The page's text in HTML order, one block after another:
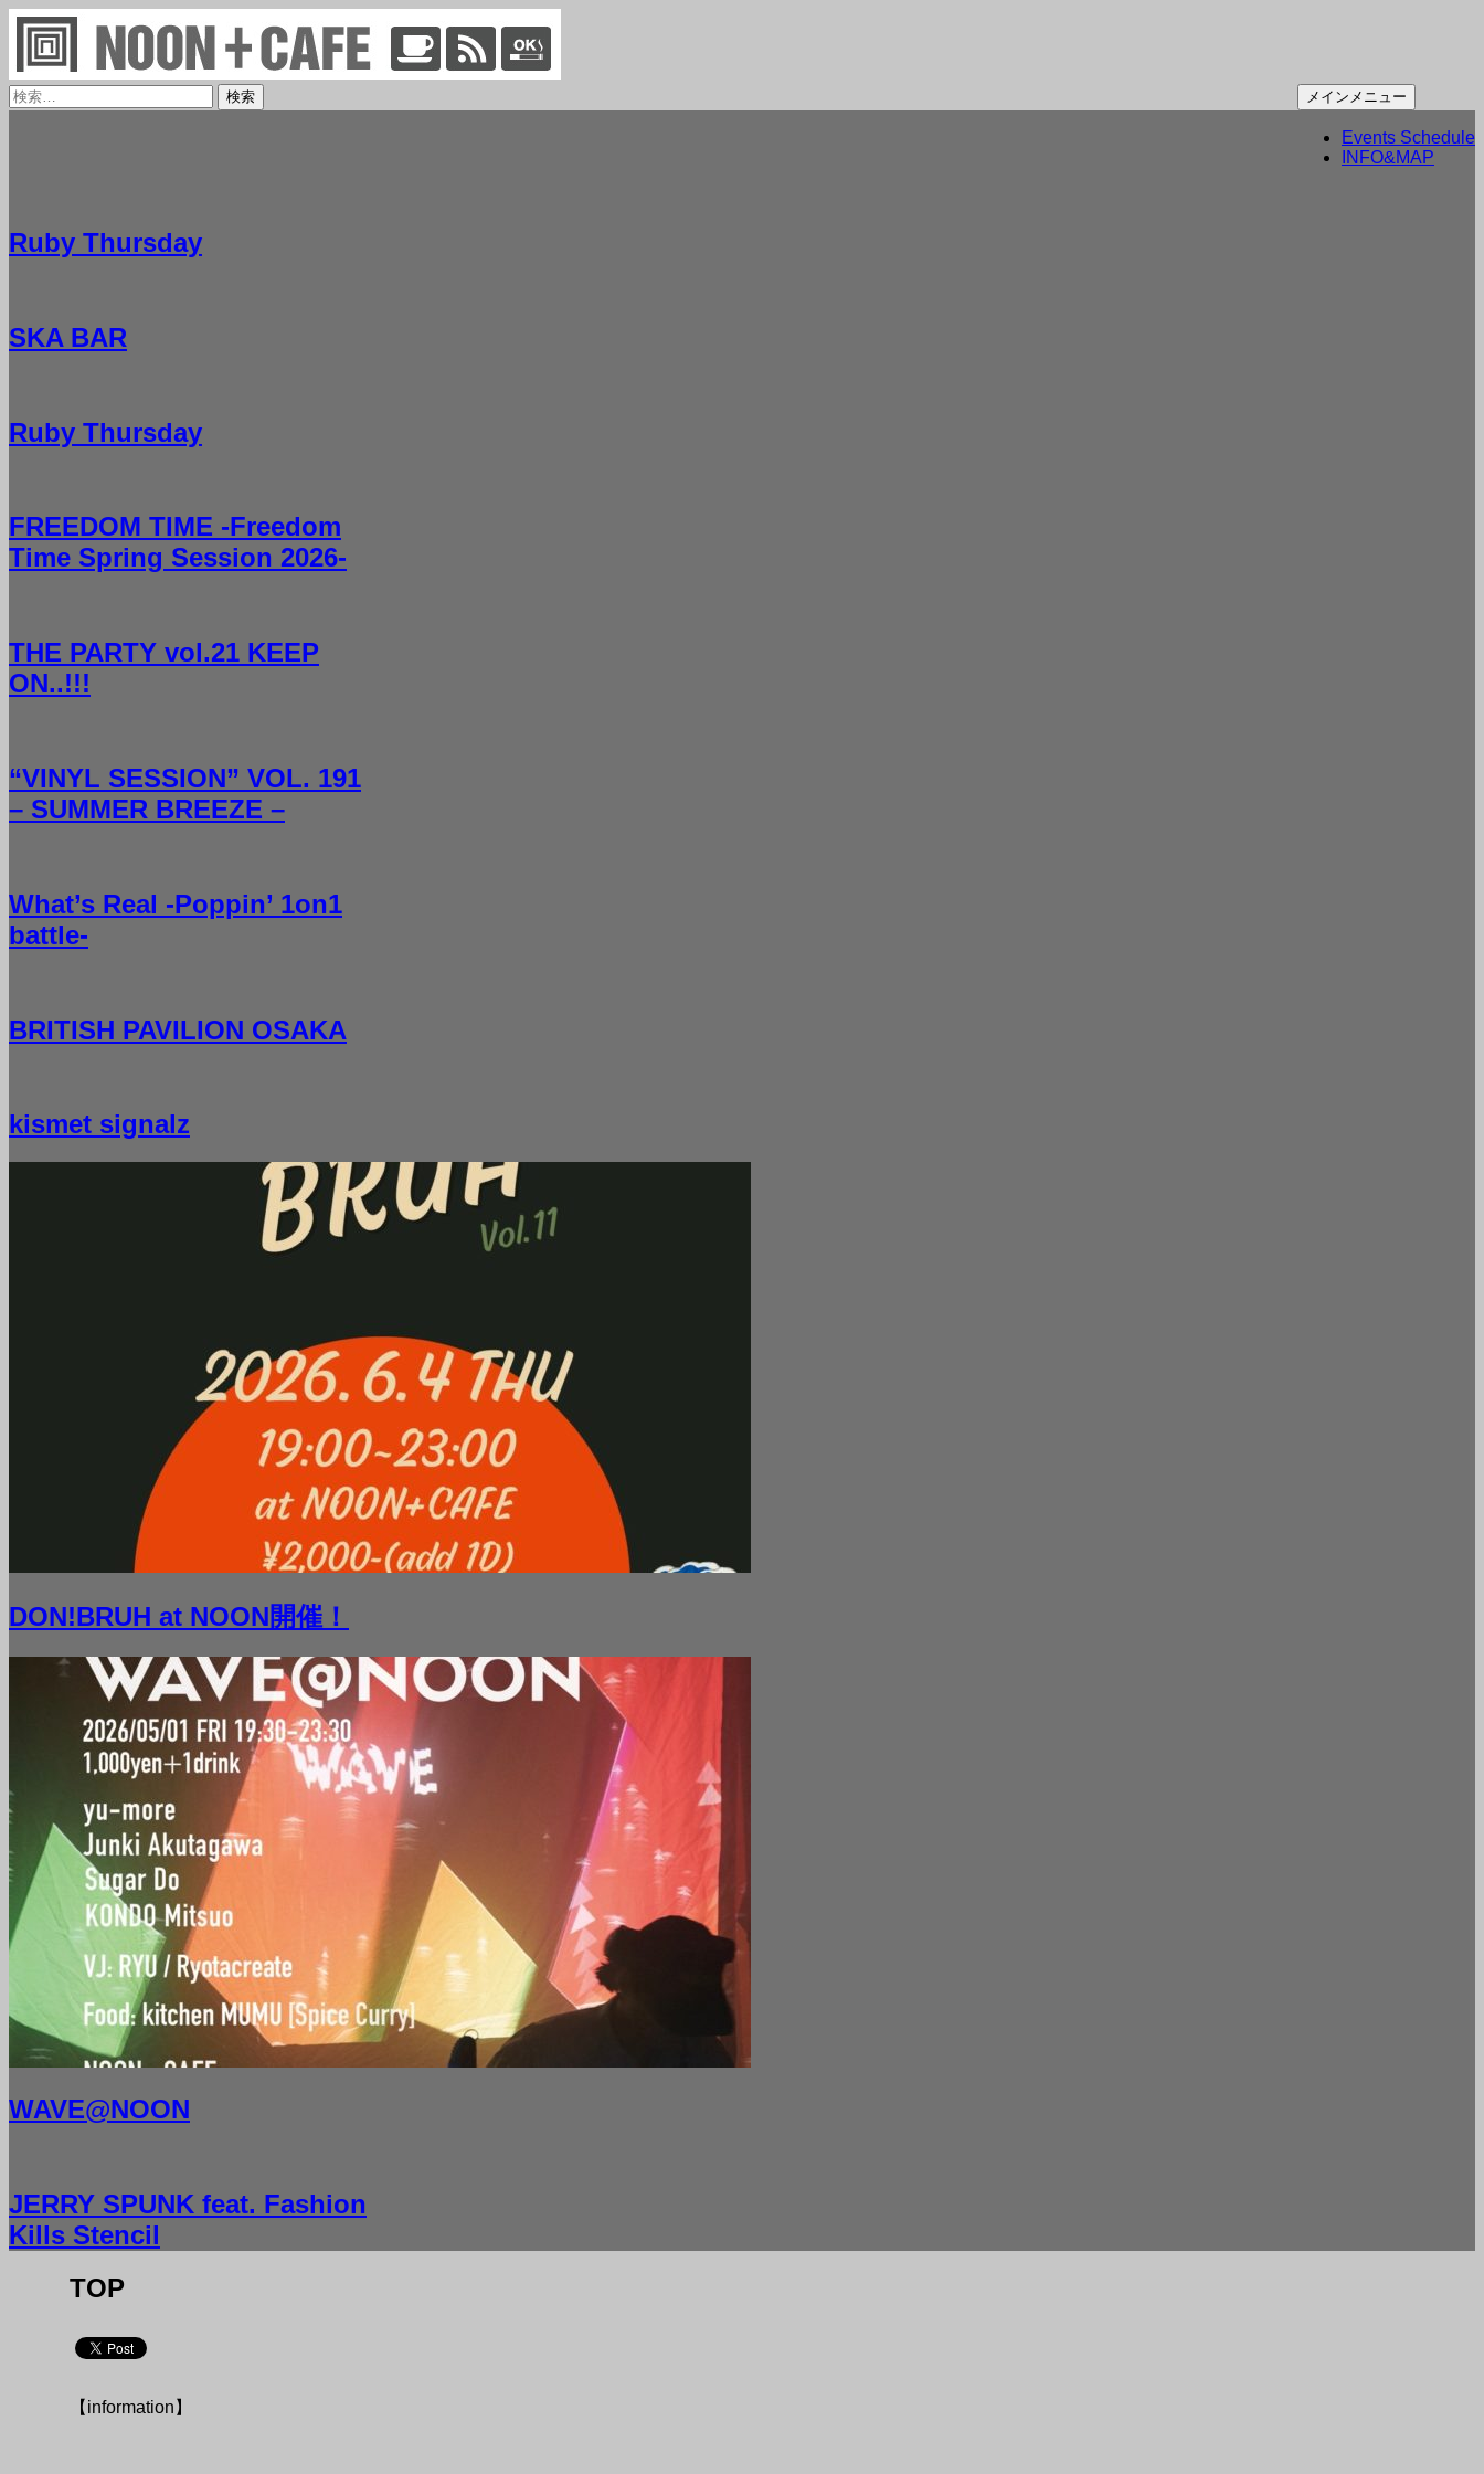
検
索
メインメニュー コ
ン
テ
ン
Events Schedule
INFO&MAP
検
索:
Ruby Thursday
SKA BAR
Ruby Thursday
FREEDOM TIME -Freedom
Time Spring Session 2026-
THE PARTY vol.21 KEEP
ON..!!!
“VINYL SESSION” VOL. 191
– SUMMER BREEZE –
What’s Real -Poppin’ 1on1
battle-
BRITISH PAVILION OSAKA
kismet signalz
DON!BRUH at NOON開催！
WAVE@NOON
JERRY SPUNK feat. Fashion
Kills Stencil
TOP
【information】